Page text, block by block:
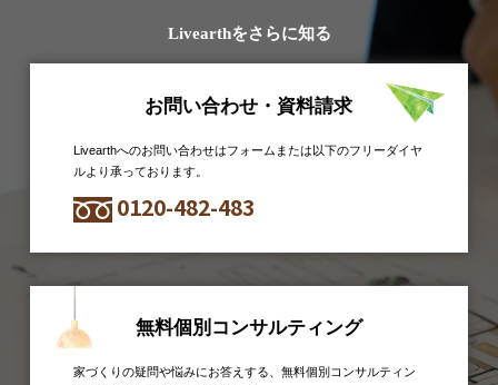
Livearthをさらに知る
お問い合わせ・資料請求
Livearthへのお問い合わせはフォームまたは以下のフリーダイヤ
ルより承っております。
0120-482-483
無料個別コンサルティング
家づくりの疑問や悩みにお答えする、無料個別コンサルティン